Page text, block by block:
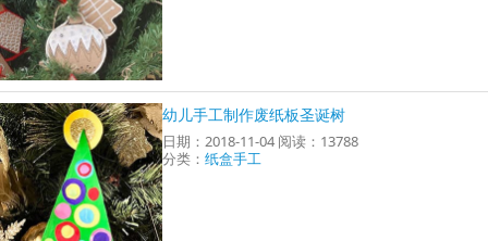
幼儿手工制作废纸板圣诞树
日期：2018-11-04 阅读：13788
分类：纸盒手工